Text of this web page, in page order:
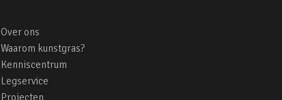
Over ons
Waarom kunstgras?
Kenniscentrum
Legservice
Projecten